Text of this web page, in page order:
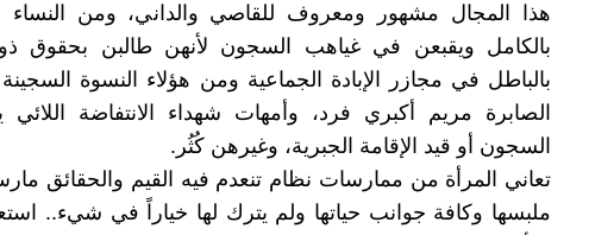
هذا المجال مشهور ومعروف للقاصي والداني، ومن
بالكامل ويقبعن في غياهب السجون لأنهن طالبن بحقوق
بالباطل في مجازر الإبادة الجماعية ومن هؤلاء النسوة السجينة
الصابرة مريم أكبري فرد، وأمهات شهداء الانتفاضة
السجون أو قيد الإقامة الجبرية، وغيرهن كُثُر.
تعاني المرأة من ممارسات نظام تنعدم فيه القيم والحقائق
ملبسها وكافة جوانب حياتها ولم يترك لها خياراً في شيء..